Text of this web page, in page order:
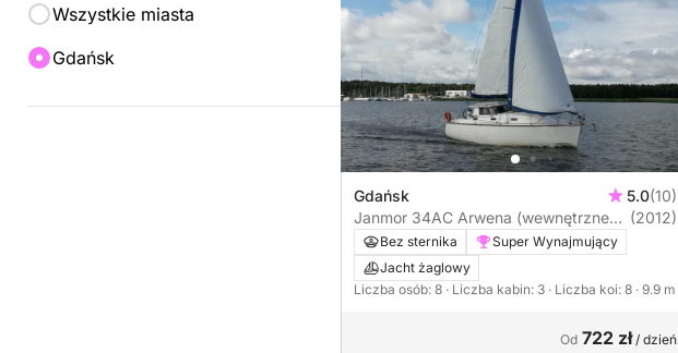
Wszystkie miasta
Gdańsk
Gdańsk 5.0(10)
Janmor 34AC Arwena (wewnętrzne
sterowanie)
(2012)
Bez sternika
Super Wynajmujący
Jacht żaglowy
Liczba osób: 8 · Liczba kabin: 3 · Liczba koi: 8 · 9.9 m
Od 722 zł/ dzień